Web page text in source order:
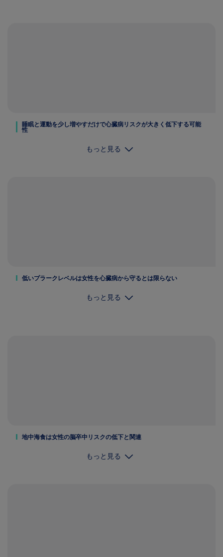
睡眠と運動を少し増やすだけで心臓病リスクが大きく低下する可能
性
もっと見る
低いプラークレベルは女性を心臓病から守るとは限らない
もっと見る
地中海食は女性の脳卒中リスクの低下と関連
もっと見る